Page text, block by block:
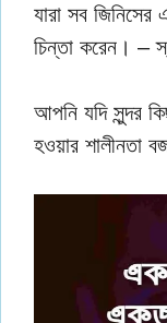
যারা সব জিনিসের
চিন্তা করেন। –
আপনি যদি সুন্দর
হওয়ার শালীনতা